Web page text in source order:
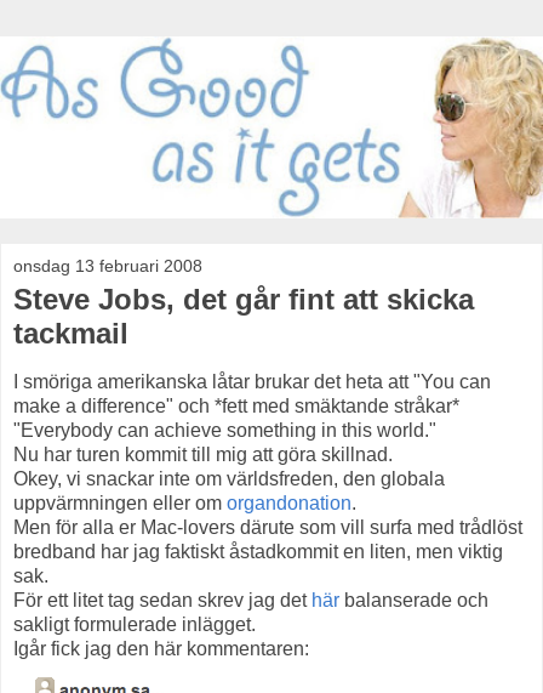
onsdag 13 februari 2008
Steve Jobs, det går fint att skicka
tackmail
I smöriga amerikanska låtar brukar det heta att "You can
make a difference" och *fett med smäktande stråkar*
"Everybody can achieve something in this world."
Nu har turen kommit till mig att göra skillnad.
Okey, vi snackar inte om världsfreden, den globala
uppvärmningen eller om organdonation.
Men för alla er Mac-lovers därute som vill surfa med trådlöst
bredband har jag faktiskt åstadkommit en liten, men viktig
sak.
För ett litet tag sedan skrev jag det här balanserade och
sakligt formulerade inlägget.
Igår fick jag den här kommentaren: